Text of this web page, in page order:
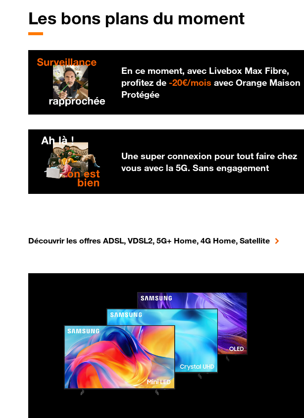
Les bons plans du moment
En ce moment, avec Livebox Max Fibre,
profitez de -20€/mois 20 € par mois
avec Orange Maison
Protégée
Une super connexion pour tout faire chez
vous avec la 5G. Sans engagement
Découvrir les offres ADSL, VDSL2, 5G+ Home, 4G Home, Satellite